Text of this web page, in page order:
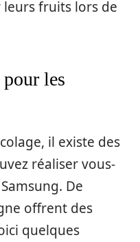
fruits lors de
les
il existe des
réaliser vous-
De
offrent des
quelques